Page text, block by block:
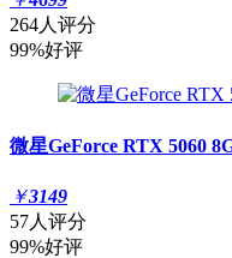
264人评分
99%好评
微星GeForce RTX 5060
￥3149
57人评分
99%好评